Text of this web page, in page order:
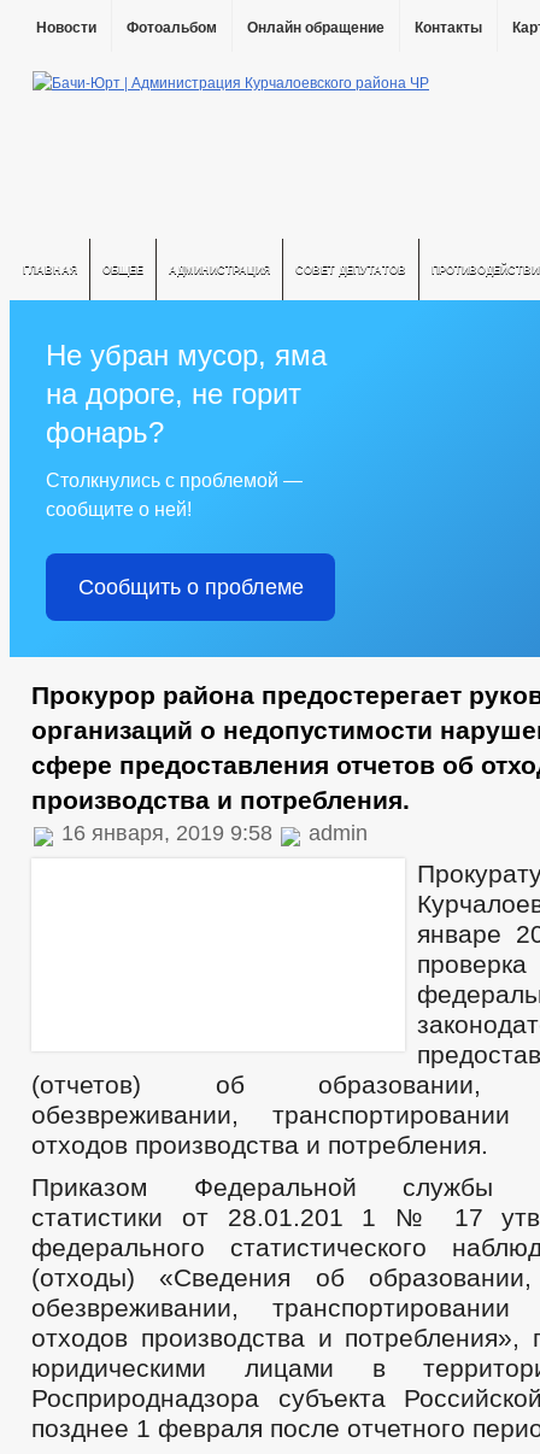
Новости Фотоальбом Онлайн обращение Контакты
ГЛАВНАЯ ОБЩЕЕ АДМИНИСТРАЦИЯ СОВЕТ ДЕПУТАТОВ
Не убран мусор, яма
на дороге, не горит
фонарь?
Столкнулись с проблемой —
сообщите о ней!
Сообщить о проблеме
Прокурор района предостерегает
организаций о недопустимости
сфере предоставления отчетов об
производства и потребления.
16 января, 2019 9:58 admin
январе
(отчетов) об образовании,
обезвреживании,
отходов производства и потребления.
Приказом Федеральной службы
статистики от 28.01.201 1 № 17
федерального статистического
(отходы) «Сведения об образовании,
обезвреживании,
отходов производства и потребления»,
юридическими лицами в
Росприроднадзора субъекта
позднее 1 февраля после отчетного